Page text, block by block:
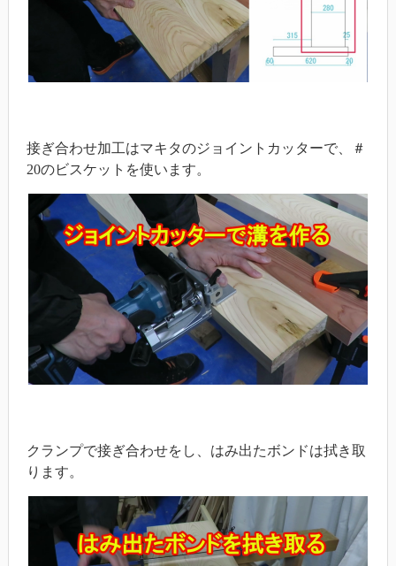
接ぎ合わせ加工はマキタのジョイントカッターで、＃
20のビスケットを使います。
クランプで接ぎ合わせをし、はみ出たボンドは拭き取
ります。